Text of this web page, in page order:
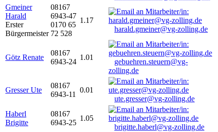
Gmeiner
Harald
Erster
Bürgermeister
08167
6943-47
0170 65
72 528
1.17
harald.gmeiner@vg-zolling.de
Götz Renate
08167
6943-24
1.01
gebuehren.steuern@vg-
zolling.de
Gresser Ute
08167
6943-11
0.01
ute.gresser@vg-zolling.de
Haberl
Brigitte
08167
6943-25
1.05
brigitte.haberl@vg-zolling.de